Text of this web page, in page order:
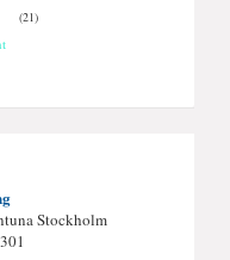
(21)
Stockholm